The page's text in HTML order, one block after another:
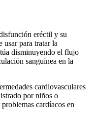
eréctil y su
usar para tratar la
disminuyendo el flujo
sanguínea en la
cardiovasculares
por niños o
cardíacos en